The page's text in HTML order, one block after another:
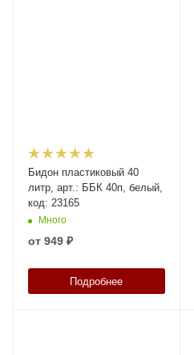
Бидон пластиковый 40
литр, арт.: ББК 40п, белый,
код: 23165
Много
от 949 ₽
Подробнее